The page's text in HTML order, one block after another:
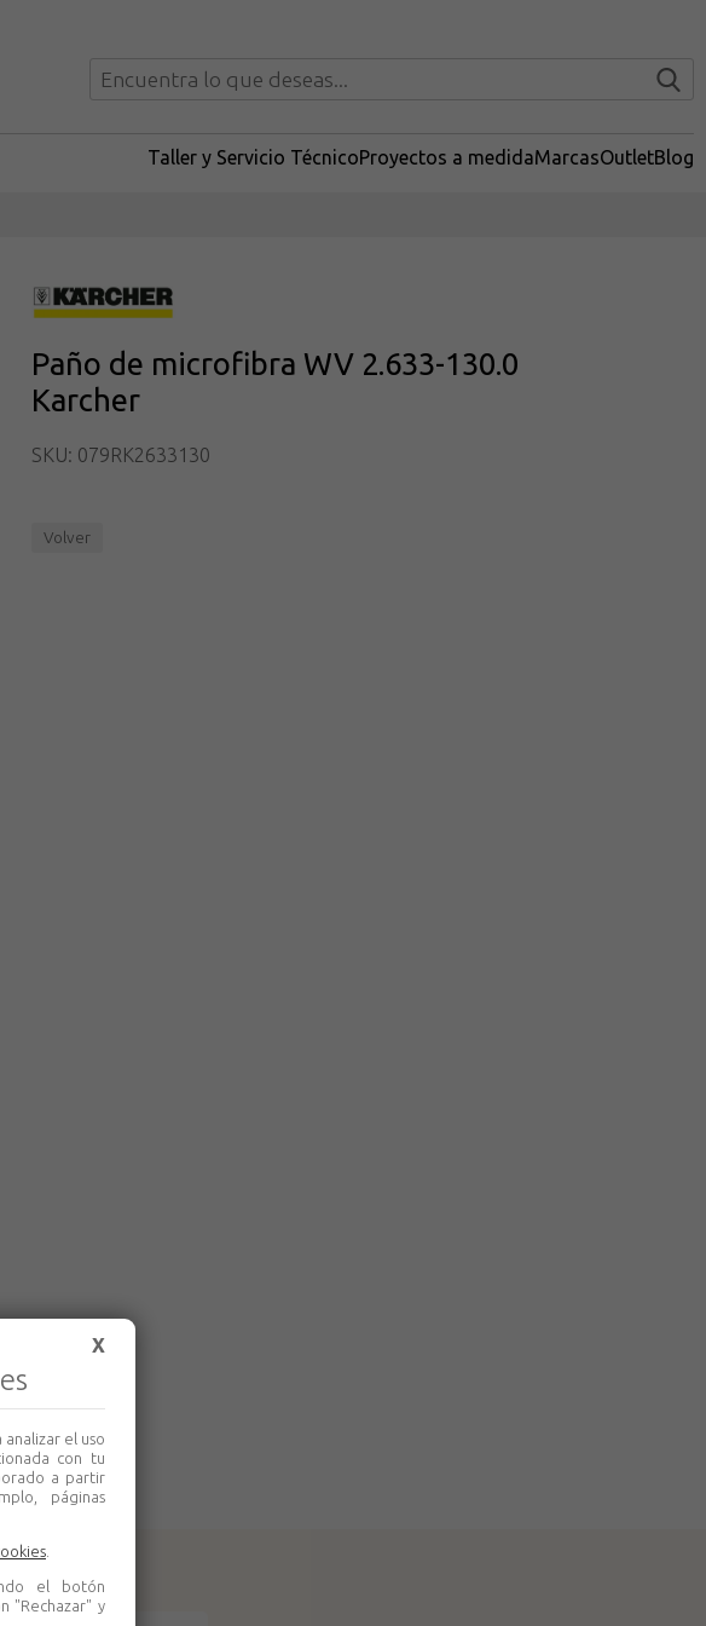
Taller y Servicio TécnicoProyectos a medidaMarcasOutletBlog
Paño de microfibra WV 2.633-130.0
Karcher
SKU: 079RK2633130
Volver
X
el uso
con tu
a partir
páginas
el botón
"Rechazar" y